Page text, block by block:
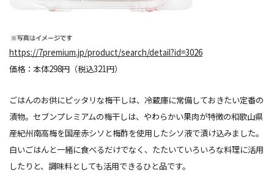
https://7premium.jp/product/search/detail?id=3026
価格：本体298円（税込321円）
ごはんのお供にピッタリな梅干しは、冷蔵庫に常備しておきたい定番の
漬物。セブンプレミアムの梅干しは、やわらかい果肉が特徴の和歌山県
産紀州南高梅を国産赤シソと梅酢を使用したシソ液で漬け込みました。
白いごはんと一緒に食べるだけでなく、たたいていろいろな料理に活用
したりと、調味料としても活用できるひと品です。